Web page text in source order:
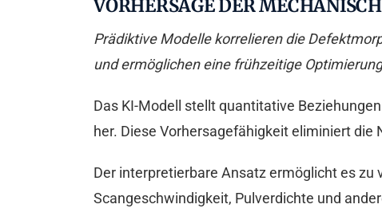
VORHERSAGE DER
Prädiktive Modelle korrelieren die
und ermöglichen eine frühzeitige
Das KI-Modell stellt quantitative
her. Diese Vorhersagefähigkeit eliminiert
Der interpretierbare Ansatz ermöglicht es
Scangeschwindigkeit, Pulverdichte und